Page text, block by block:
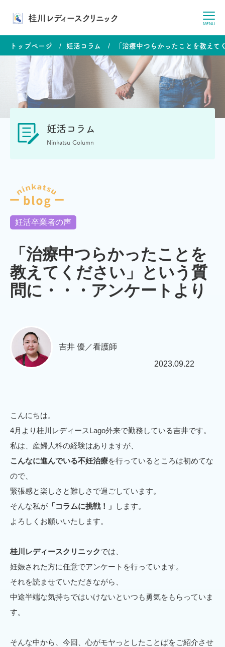
桂川レディースクリニック MENU
トップページ 妊活コラム 「治療中つらかったことを教え
妊活コラム
Ninkatsu Column
妊活卒業者の声
「治療中つらかったことを
教えてください」という質
問に・・・アンケートより
吉井 優／看護師
2023.09.22
こんにちは。
4月より桂川レディースLago外来で勤務している吉井です。
私は、産婦人科の経験はありますが、
こんなに進んでいる不妊治療を行っているところは初めてな
ので、
緊張感と楽しさと難しさで過ごしています。
そんな私が 「コラムに挑戦！」
します。
よろしくお願いいたします。
桂川レディースクリニックでは、
妊娠された方に任意でアンケートを行っています。
それを読ませていただきながら、
中途半端な気持ちではいけないといつも勇気をもらっていま
す。
そんな中から、今回、心がモヤっとしたことばをご紹介させ